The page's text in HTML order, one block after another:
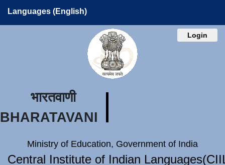
Languages (English)
Login
भारतवाणी
BHARATAVANI
Ministry of Education, Government of India
Central Institute of Indian